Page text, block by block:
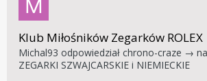
Klub Miłośników Zegarków ROLEX
Michal93 odpowiedział chrono-craze →
ZEGARKI SZWAJCARSKIE i NIEMIECKIE